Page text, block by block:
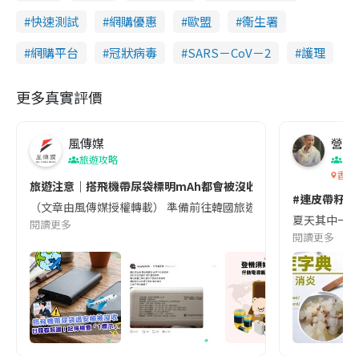
快速測試
網購優惠 歐盟
衞生署
網購平台
冠狀病毒 SARS－CoV－2 護理
更多真實評價
風傳媒
旅遊攻略
旅遊注意｜搭飛機帶尿袋標明mAh都會被沒收😱出發前切記檢查
（文章由風傳媒授權轉載） 準備前往韓國旅遊的民眾，近期要
閱讀更多
營養
香港
#連皮帶籽
夏天其中一
閱讀更多